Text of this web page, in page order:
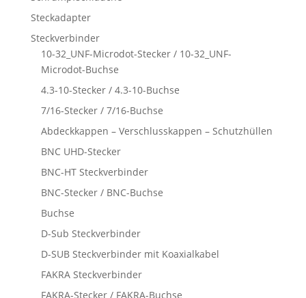
Steckadapter
Steckverbinder
10-32_UNF-Microdot-Stecker / 10-32_UNF-
Microdot-Buchse
4.3-10-Stecker / 4.3-10-Buchse
7/16-Stecker / 7/16-Buchse
Abdeckkappen – Verschlusskappen – Schutzhüllen
BNC UHD-Stecker
BNC-HT Steckverbinder
BNC-Stecker / BNC-Buchse
Buchse
D-Sub Steckverbinder
D-SUB Steckverbinder mit Koaxialkabel
FAKRA Steckverbinder
FAKRA-Stecker / FAKRA-Buchse